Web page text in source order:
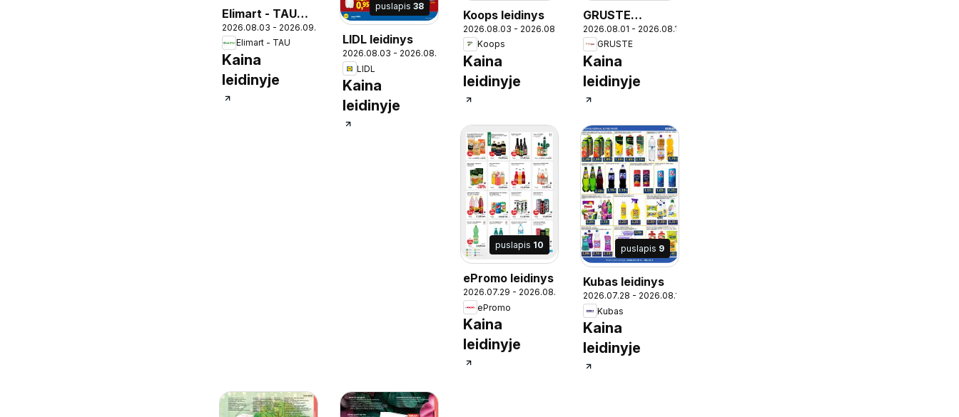
Elimart - TAU
leidinys
2026.08.03 - 2026.09.06
Elimart - TAU
Kaina
leidinyje
puslapis 38
LIDL leidinys
2026.08.03 - 2026.08.09
LIDL
Kaina
leidinyje
Koops leidinys
2026.08.03 - 2026.08.16
Koops
Kaina
leidinyje
GRUSTE
leidinys
2026.08.01 - 2026.08.10
GRUSTE
Kaina
leidinyje
puslapis 10
ePromo leidinys
2026.07.29 - 2026.08.11
ePromo
Kaina
leidinyje
puslapis 9
Kubas leidinys
2026.07.28 - 2026.08.10
Kubas
Kaina
leidinyje